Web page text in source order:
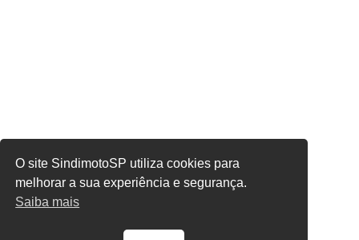
O site SindimotoSP utiliza cookies para
melhorar a sua experiência e segurança.
Saiba mais